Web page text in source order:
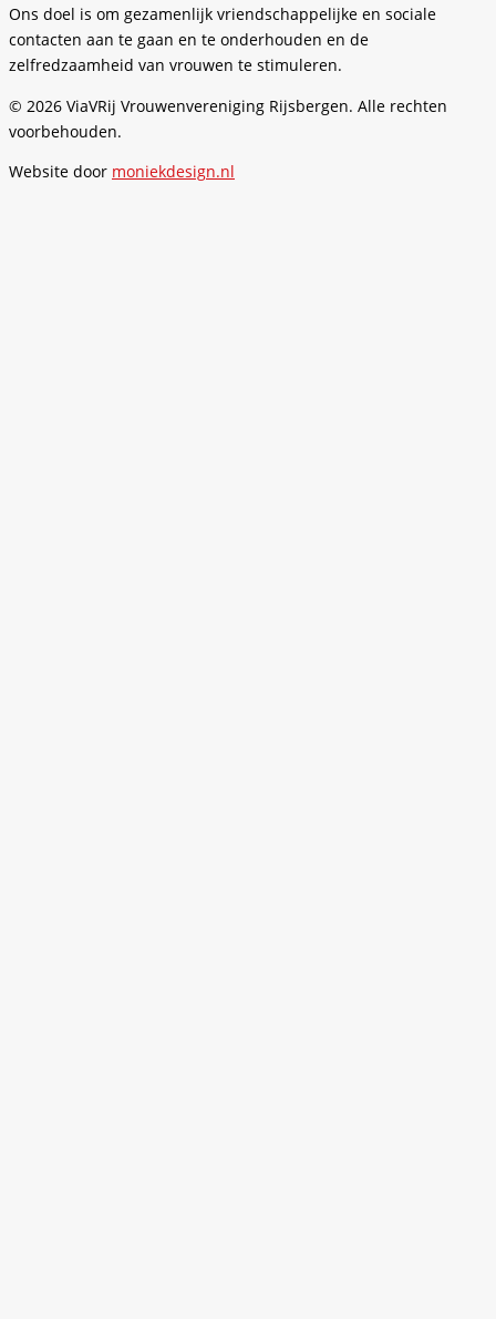
Ons doel is om gezamenlijk vriendschappelijke en sociale
contacten aan te gaan en te onderhouden en de
zelfredzaamheid van vrouwen te stimuleren.
© 2026 ViaVRij Vrouwenvereniging Rijsbergen. Alle rechten
voorbehouden.
Website door moniekdesign.nl